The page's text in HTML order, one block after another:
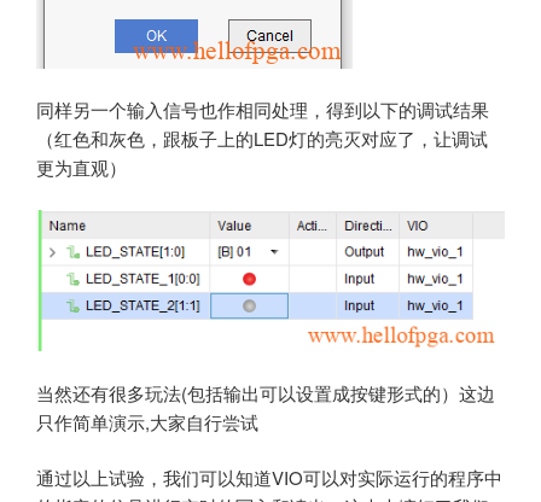
同样另一个输入信号也作相同处理，得到以下的调试结果
（红色和灰色，跟板子上的LED灯的亮灭对应了，让调试
更为直观）
当然还有很多玩法(包括输出可以设置成按键形式的）这边
只作简单演示,大家自行尝试
通过以上试验，我们可以知道VIO可以对实际运行的程序中